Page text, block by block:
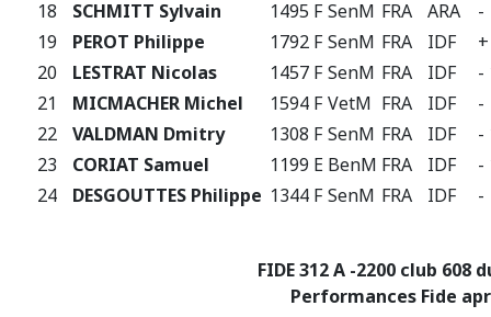
18
SCHMITT Sylvain 1495 F SenM FRA ARA
-
19
PEROT Philippe 1792 F SenM FRA IDF
20
LESTRAT Nicolas 1457 F SenM FRA IDF
-
21
MICMACHER Michel 1594 F VetM FRA IDF
-
22
VALDMAN Dmitry 1308 F SenM FRA IDF
-
23
CORIAT Samuel 1199 E BenM FRA IDF
-
24
DESGOUTTES Philippe 1344 F SenM FRA IDF -
FIDE 312 A -2200 club 608
Performances Fide